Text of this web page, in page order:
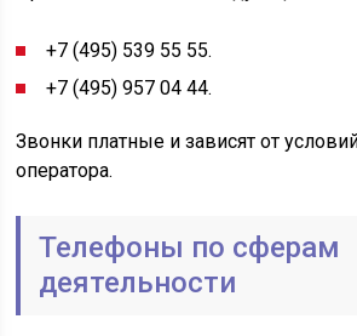
+7 (495) 539 55 55.
+7 (495) 957 04 44.
Звонки платные и зависят от
оператора.
Телефоны по сферам
деятельности